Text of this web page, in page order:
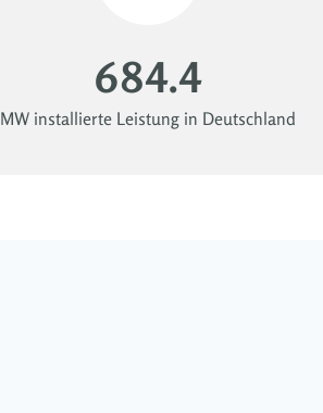
684.4
MW installierte Leistung in Deutschland